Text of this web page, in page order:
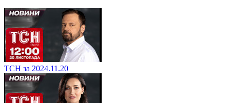
ТСН за 2024.11.20